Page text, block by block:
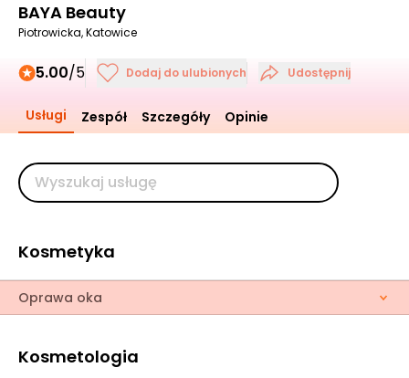
BAYA Beauty
Piotrowicka, Katowice
5.00/5 Dodaj do ulubionych Udostępnij
Usługi Zespół Szczegóły Opinie
Kosmetyka
Oprawa oka
Kosmetologia